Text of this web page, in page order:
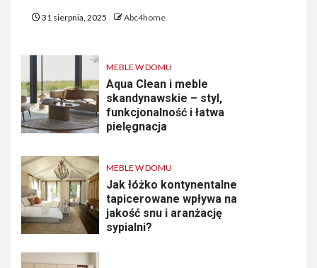
31 sierpnia, 2025 Abc4home
MEBLE W DOMU
Aqua Clean i meble
skandynawskie – styl,
funkcjonalność i łatwa
pielęgnacja
MEBLE W DOMU
Jak łóżko kontynentalne
tapicerowane wpływa na
jakość snu i aranżację
sypialni?